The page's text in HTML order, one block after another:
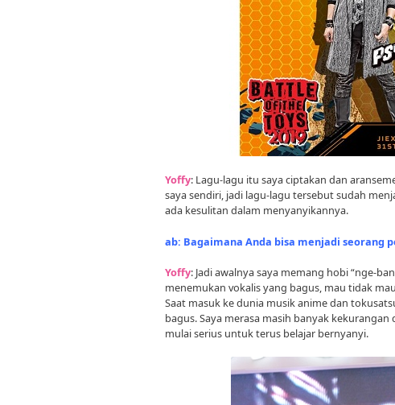
Yoffy: Lagu-lagu itu saya ciptakan dan
saya sendiri, jadi lagu-lagu tersebut sudah
ada kesulitan dalam menyanyikannya.
ab: Bagaimana Anda bisa menjadi seorang
Yoffy: Jadi awalnya saya memang hobi “nge-
menemukan vokalis yang bagus, mau tidak
Saat masuk ke dunia musik anime dan
bagus. Saya merasa masih banyak
mulai serius untuk terus belajar bernyanyi.